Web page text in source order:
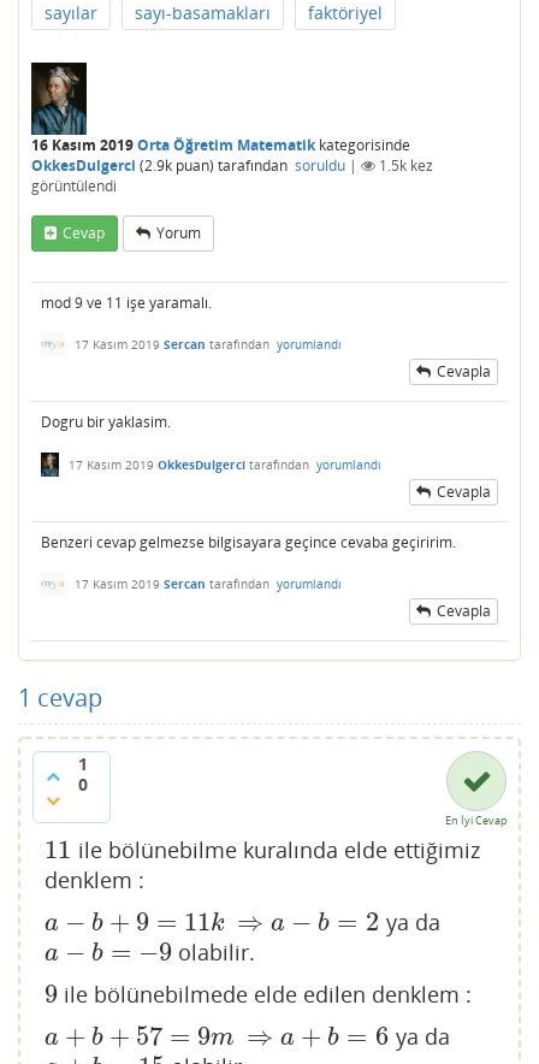
sayılar sayı-basamakları faktöriyel
16 Kasım 2019Orta Öğretim Matematikkategorisinde
OkkesDulgerci (2.9k puan) tarafından soruldu | 1.5k kez
görüntülendi
Cevap Yorum
mod 9 ve 11 işe yaramalı.
17 Kasım 2019 Sercan tarafından yorumlandı
Cevapla
Dogru bir yaklasim.
17 Kasım 2019 OkkesDulgerci tarafından yorumlandı
Cevapla
Benzeri cevap gelmezse bilgisayara geçince cevaba geçiririm.
17 Kasım 2019 Sercan tarafından yorumlandı
Cevapla
1 cevap
1
0
En İyi Cevap
11
11 ile bölünebilme kuralında elde ettiğimiz
denklem :
a − b + 9 = 11k
a−b+9 =11k ⇒ a − b = 2
⇒a −b =2 ya da
a − b = −9
a−b=− 9 olabilir.
9
9 ile bölünebilmede elde edilen denklem :
a + b + 57 = 9m
a+b+57= 9m ⇒ a + b = 6
⇒a +b=6 ya da